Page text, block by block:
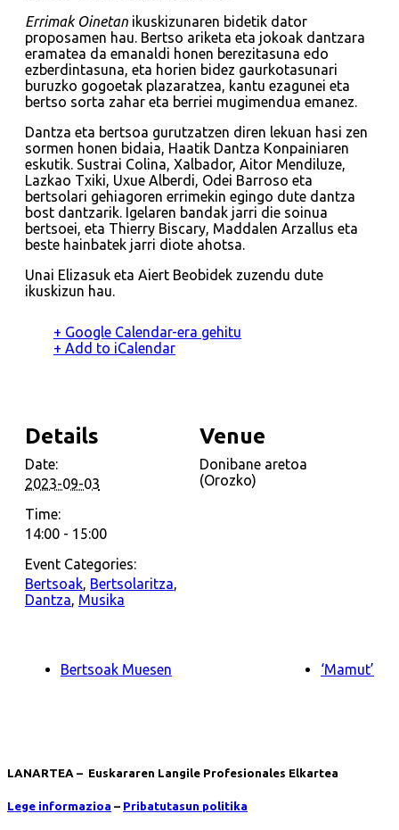
Errimak Oinetan ikuskizunaren bidetik dator
proposamen hau. Bertso ariketa eta jokoak dantzara
eramatea da emanaldi honen berezitasuna edo
ezberdintasuna, eta horien bidez gaurkotasunari
buruzko gogoetak plazaratzea, kantu ezagunei eta
bertso sorta zahar eta berriei mugimendua emanez.
Dantza eta bertsoa gurutzatzen diren lekuan hasi zen
sormen honen bidaia, Haatik Dantza Konpainiaren
eskutik. Sustrai Colina, Xalbador, Aitor Mendiluze,
Lazkao Txiki, Uxue Alberdi, Odei Barroso eta
bertsolari gehiagoren errimekin egingo dute dantza
bost dantzarik. Igelaren bandak jarri die soinua
bertsoei, eta Thierry Biscary, Maddalen Arzallus eta
beste hainbatek jarri diote ahotsa.
Unai Elizasuk eta Aiert Beobidek zuzendu dute
ikuskizun hau.
+ Google Calendar-era gehitu
+ Add to iCalendar
Details
Date:
2023-09-03
Time:
14:00 - 15:00
Event Categories:
Bertsoak, Bertsolaritza,
Dantza, Musika
Venue
Donibane aretoa
(Orozko)
Bertsoak Muesen ‘Mamut’
LANARTEA – Euskararen Langile Profesionales Elkartea
Lege informazioa – Pribatutasun politika